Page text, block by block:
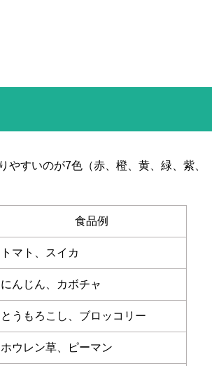
すいのが7色（赤、橙、黄、緑、紫、
食品例
トマト、スイカ
にんじん、カボチャ
とうもろこし、ブロッコリー
ホウレン草、ピーマン